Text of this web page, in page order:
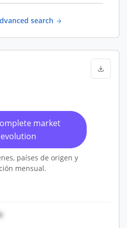
search
market
evolution
países de origen y
mensual.